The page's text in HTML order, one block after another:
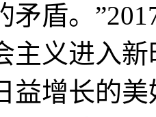
矛盾。
主义进入
益增长的